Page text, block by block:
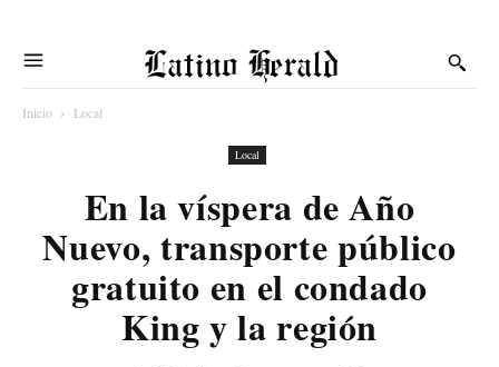
Latino Herald
Inicio Local
Local
En la víspera de Año
Nuevo, transporte público
gratuito en el condado
King y la región